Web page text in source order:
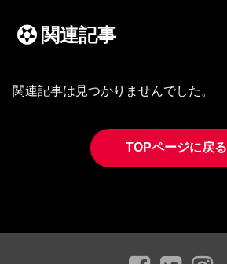
関連記事
関連記事は見つかりませんでした。
TOPページに戻る